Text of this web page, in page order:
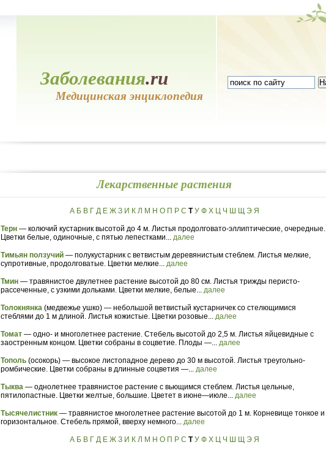
Заболевания.ru
Медицинская энциклопедия
Лекарственные растения
А Б В Г Д Е Ж З И К Л М Н О П Р С Т У Ф Х Ц Ч Ш Щ Э Я
Терн — колючий кустарник высотой до 4 м. Листья продолговато-эллиптические, очередные.
Цветки белые, одиночные, с пятью лепестками... далее
Тимьян ползучий — полукустарник с ветвистым деревянистым стеблем. Листья мелкие,
супротивные, продолговатые. Цветки мелкие... далее
Тмин — травянистое двулетнее растение высотой до 80 см. Листья трижды перисто-
рассеченные, с узкими дольками. Цветки мелкие, белые... далее
Толокнянка (медвежье ушко) — небольшой ветвистый кустарничек со стелющимися
стеблями до 1 м длиной. Листья кожистые. Цветки розовые... далее
Томат — одно- и многолетнее растение. Стебель высотой до 2,5 м. Листья яйцевидные с
заостренным концом. Цветки собраны в соцветие. Плоды —... далее
Тополь (осокорь) — высокое листопадное дерево до 30 м высотой. Листья треугольно-
ромбические. Цветки собраны в длинные соцветия —... далее
Тыква — однолетнее травянистое растение с вьющимся стеблем. Листья цельные,
пятилопастные. Цветки желтые, большие. Цветет в июне—июле... далее
Тысячелистник — травянистое многолетнее растение высотой до 1 м. Корневище тонкое и
горизонтальное. Стебель прямой, вверху немного... далее
А Б В Г Д Е Ж З И К Л М Н О П Р С Т У Ф Х Ц Ч Ш Щ Э Я